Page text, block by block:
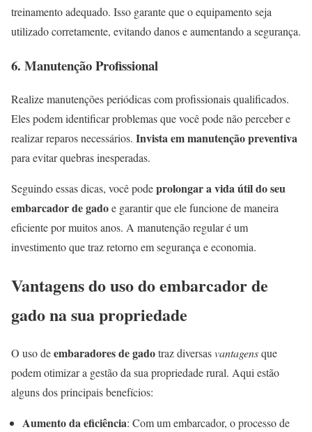
treinamento adequado. Isso garante que o equipamento seja
utilizado corretamente, evitando danos e aumentando a segurança.
6. Manutenção Profissional
Realize manutenções periódicas com profissionais qualificados.
Eles podem identificar problemas que você pode não perceber e
realizar reparos necessários. Invista em manutenção preventiva
para evitar quebras inesperadas.
Seguindo essas dicas, você podeprolongar a vida útil do seu
embarcador de gadoe garantir que ele funcione de maneira
eficiente por muitos anos. A manutenção regular é um
investimento que traz retorno em segurança e economia.
Vantagens do uso do embarcador de
gado na sua propriedade
O uso deembaradores de gadotraz diversasvantagensque
podem otimizar a gestão da sua propriedade rural. Aqui estão
alguns dos principais benefícios:
Aumento da eficiência: Com um embarcador, o processo de